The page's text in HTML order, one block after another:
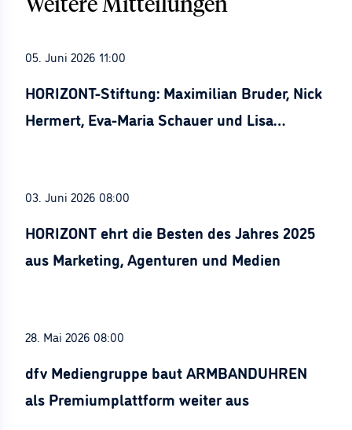
Weitere Mitteilungen
05. Juni 2026 11:00
HORIZONT-Stiftung: Maximilian Bruder, Nick
Hermert, Eva-Maria Schauer und Lisa
03. Juni 2026 08:00
HORIZONT ehrt die Besten des Jahres 2025
aus Marketing, Agenturen und Medien
28. Mai 2026 08:00
dfv Mediengruppe baut ARMBANDUHREN
als Premiumplattform weiter aus